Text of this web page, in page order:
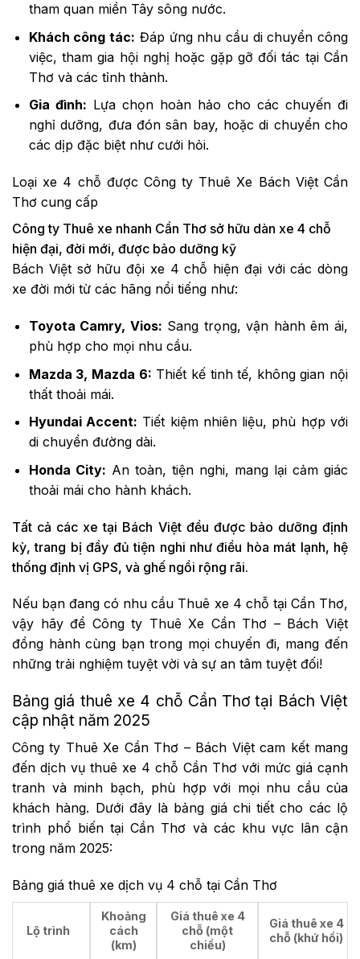
tham quan miền Tây sông nước.
Khách công tác: Đáp ứng nhu cầu di chuyển công
việc, tham gia hội nghị hoặc gặp gỡ đối tác tại Cần
Thơ và các tỉnh thành.
Gia đình: Lựa chọn hoàn hảo cho các chuyến đi
nghỉ dưỡng, đưa đón sân bay, hoặc di chuyển cho
các dịp đặc biệt như cưới hỏi.
Loại xe 4 chỗ được Công ty Thuê Xe Bách Việt Cần
Thơ cung cấp
Công ty Thuê xe nhanh Cần Thơ sở hữu dàn xe 4 chỗ
hiện đại, đời mới, được bảo dưỡng kỹ
Bách Việt sở hữu đội xe 4 chỗ hiện đại với các dòng
xe đời mới từ các hãng nổi tiếng như:
Toyota Camry, Vios: Sang trọng, vận hành êm ái,
phù hợp cho mọi nhu cầu.
Mazda 3, Mazda 6: Thiết kế tinh tế, không gian nội
thất thoải mái.
Hyundai Accent: Tiết kiệm nhiên liệu, phù hợp với
di chuyển đường dài.
Honda City: An toàn, tiện nghi, mang lại cảm giác
thoải mái cho hành khách.
Tất cả các xe tại Bách Việt đều được bảo dưỡng định
kỳ, trang bị đầy đủ tiện nghi như điều hòa mát lạnh, hệ
thống định vị GPS, và ghế ngồi rộng rãi.
Nếu bạn đang có nhu cầu Thuê xe 4 chỗ tại Cần Thơ,
vậy hãy để Công ty Thuê Xe Cần Thơ – Bách Việt
đồng hành cùng bạn trong mọi chuyến đi, mang đến
những trải nghiệm tuyệt vời và sự an tâm tuyệt đối!
Bảng giá thuê xe 4 chỗ Cần Thơ tại Bách Việt
cập nhật năm 2025
Công ty Thuê Xe Cần Thơ – Bách Việt cam kết mang
đến dịch vụ thuê xe 4 chỗ Cần Thơ với mức giá cạnh
tranh và minh bạch, phù hợp với mọi nhu cầu của
khách hàng. Dưới đây là bảng giá chi tiết cho các lộ
trình phổ biến tại Cần Thơ và các khu vực lân cận
trong năm 2025:
Bảng giá thuê xe dịch vụ 4 chỗ tại Cần Thơ
Lộ trình
Khoảng
cách
(km)
Giá thuê xe 4
chỗ (một
chiều)
Giá thuê xe 4
chỗ (khứ hồi)